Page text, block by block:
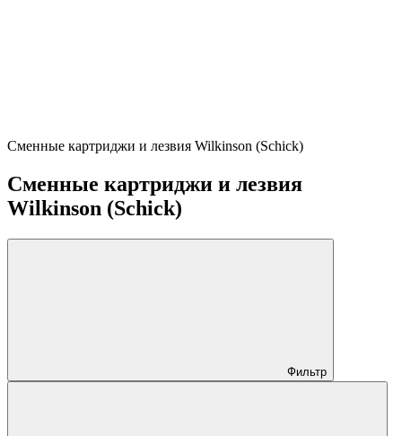
Сменные картриджи и лезвия Wilkinson (Schick)
Сменные картриджи и лезвия
Wilkinson (Schick)
Фильтр